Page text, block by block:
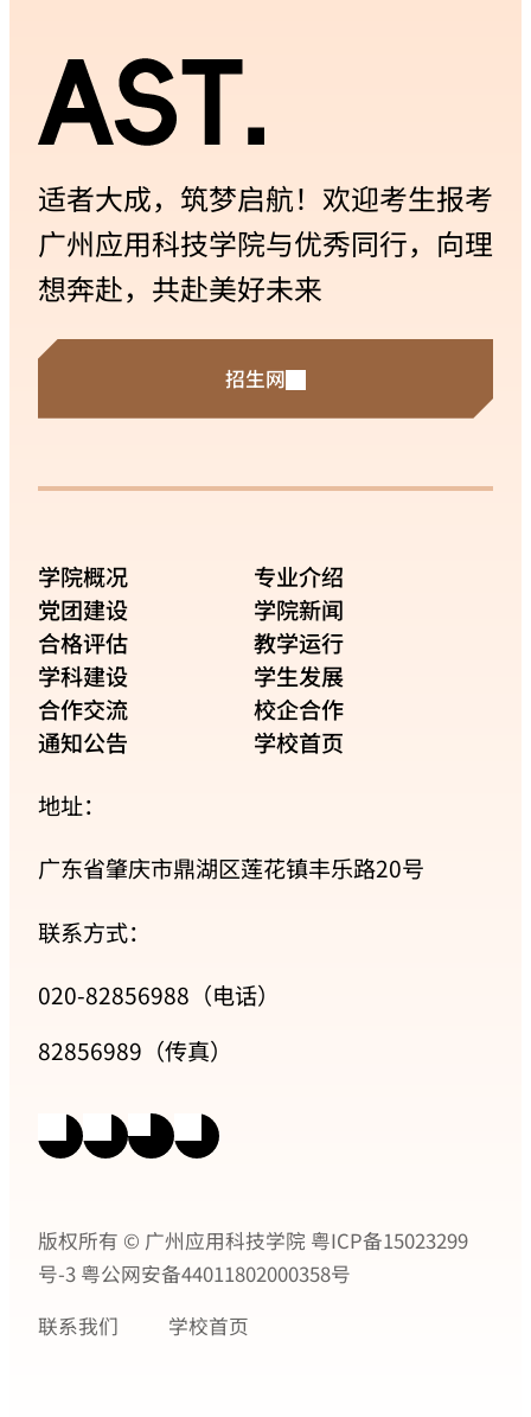
适者大成，筑梦启航！欢迎考生报考
广州应用科技学院与优秀同行，向理
想奔赴，共赴美好未来
招生网
地址：
广东省肇庆市鼎湖区莲花镇丰乐路20号
联系方式：
020-82856988（电话）
82856989（传真）
学院概况
专业介绍
党团建设
学院新闻
合格评估
教学运行
学科建设
学生发展
合作交流
校企合作
通知公告
学校首页
版权所有 © 广州应用科技学院 粤ICP备15023299
号-3 粤公网安备44011802000358号
联系我们
学校首页